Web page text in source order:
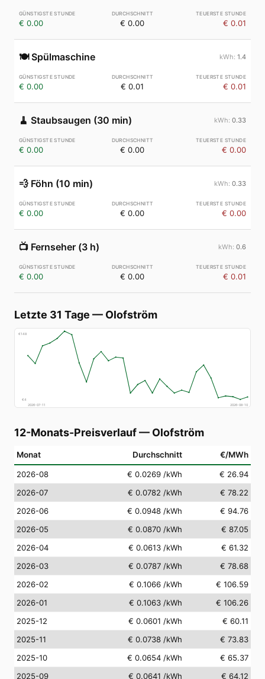
€ 0.00 € 0.00 € 0.01
🍽️ Spülmaschine 1.4
€ 0.00 € 0.01 € 0.01
🧹 Staubsaugen (30 min) 0.33
€ 0.00 € 0.00 € 0.00
💨 Föhn (10 min) 0.33
€ 0.00 € 0.00 € 0.00
📺 Fernseher (3 h) 0.6
€ 0.00 € 0.00 € 0.01
Letzte 31 Tage — Olofström
€148
€4
2026-07-11
2026-08-10
12-Monats-Preisverlauf— Olofström
Monat Durchschnitt €/MWh
2026-08 € 0.0269 /kWh
€ 26.94
2026-07
€ 0.0782 /kWh
€ 78.22
2026-06
€ 0.0948 /kWh
€ 94.76
2026-05
€ 0.0870 /kWh
€ 87.05
2026-04
€ 0.0613 /kWh
€ 61.32
2026-03
€ 0.0787 /kWh
€ 78.68
2026-02
€ 0.1066 /kWh
€ 106.59
2026-01
€ 0.1063 /kWh
€ 106.26
2025-12
€ 0.0601 /kWh
€ 60.11
2025-11
€ 0.0738 /kWh
€ 73.83
2025-10
€ 0.0654 /kWh
€ 65.37
2025-09
€ 0.0641 /kWh € 64.12